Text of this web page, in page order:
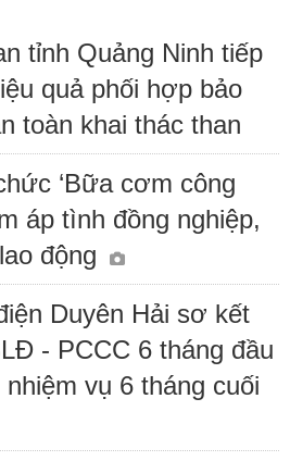
tỉnh Quảng Ninh tiếp
quả phối hợp bảo
toàn khai thác than
‘Bữa cơm công
áp tình đồng nghiệp,
động
Duyên Hải sơ kết
- PCCC 6 tháng đầu
vụ 6 tháng cuối